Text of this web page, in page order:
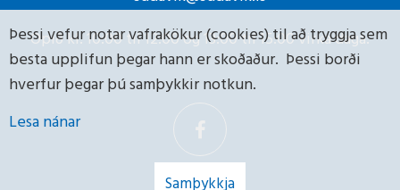
Opið kl. 10:00 til 12:00 og 13:00 til 15:00 virka daga.
Þessi vefur notar vafrakökur (cookies) til að tryggja sem
besta upplifun þegar hann er skoðaður. Þessi borði
hverfur þegar þú samþykkir notkun.
Lesa nánar
Samþykkja